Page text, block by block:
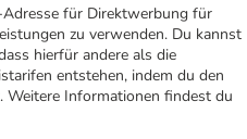
für Direktwerbung für
zu verwenden. Du kannst
hierfür andere als die
entstehen, indem du den
Weitere Informationen findest du